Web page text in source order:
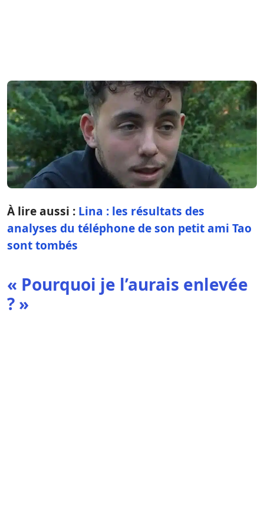
À lire aussi : Lina : les résultats des
analyses du téléphone de son petit ami Tao
sont tombés
« Pourquoi je l’aurais enlevée
? »